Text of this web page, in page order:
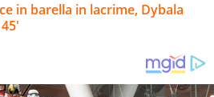
in barella in lacrime, Dybala